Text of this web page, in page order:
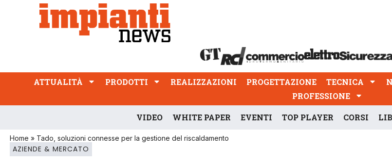
ATTUALITÀ PRODOTTI REALIZZAZIONI
PROFESSIONE
ATTUALITÀ PRODOTTI REALIZZAZIONI PROGETTAZIONE TECNICA
PROFESSIONE
VIDEO WHITE PAPER EVENTI TOP PLAYER CORSI
Home » Tado, soluzioni connesse per la gestione del riscaldamento
AZIENDE & MERCATO